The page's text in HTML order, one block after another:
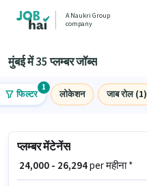
A Naukri Group
company
मुंबई में 35 प्लम्बर जॉब्स
फिल्टर
1
लोकेशन जाब रोल (1)
प्लम्बर मेंटेनेंस
₹ 24,000 - 26,294per महीना *